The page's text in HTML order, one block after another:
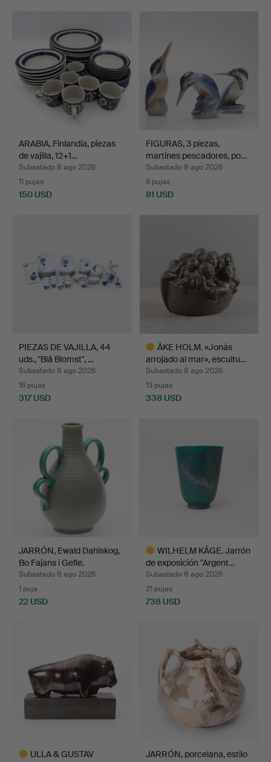
ARABIA, Finlandia, piezas
de vajilla, 12+1…
Subastado 8 ago 2026
11 pujas
150 USD
FIGURAS, 3 piezas,
martines pescadores, po…
Subastado 8 ago 2026
9 pujas
81 USD
PIEZAS DE VAJILLA, 44
uds., "Blå Blomst", …
Subastado 8 ago 2026
16 pujas
317 USD
ÅKE HOLM. «Jonás
arrojado al mar», escultu…
Subastado 8 ago 2026
13 pujas
338 USD
JARRÓN, Ewald Dahlskog,
Bo Fajans i Gefle.
Subastado 8 ago 2026
1 puja
22 USD
WILHELM KÅGE. Jarrón
de exposición "Argent…
Subastado 8 ago 2026
21 pujas
738 USD
ULLA & GUSTAV
JARRÓN, porcelana, estilo